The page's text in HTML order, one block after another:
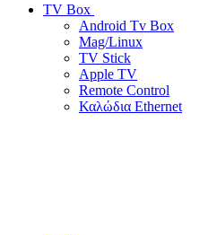
TV Box
Android Tv Box
Mag/Linux
TV Stick
Apple TV
Remote Control
Καλώδια Ethernet